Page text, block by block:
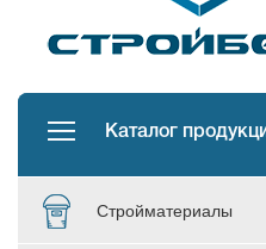
Каталог
Стройматериалы